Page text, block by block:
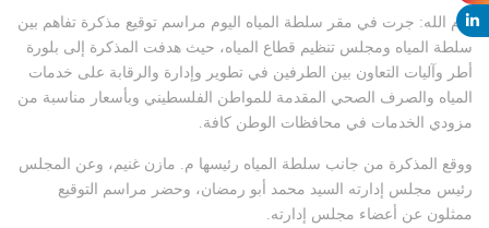
رام الله: جرت في مقر سلطة المياه اليوم مراسم توقيع مذكرة تفاهم بين
سلطة المياه ومجلس تنظيم قطاع المياه، حيث هدفت المذكرة إلى بلورة
أطر وآليات التعاون بين الطرفين في تطوير وإدارة والرقابة على خدمات
المياه والصرف الصحي المقدمة للمواطن الفلسطيني وبأسعار مناسبة من
مزودي الخدمات في محافظات الوطن كافة.
ووقع المذكرة من جانب سلطة المياه رئيسها م. مازن غنيم، وعن المجلس
رئيس مجلس إدارته السيد محمد أبو رمضان، وحضر مراسم التوقيع
ممثلون عن أعضاء مجلس إدارته.